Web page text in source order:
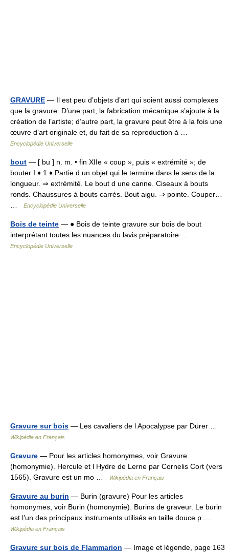
GRAVURE — Il est peu d’objets d’art qui soient aussi complexes
que la gravure. D’une part, la fabrication mécanique s’ajoute à la
création de l’artiste; d’autre part, la gravure peut être à la fois une
œuvre d’art originale et, du fait de sa reproduction à …
Encyclopédie Universelle
bout — [ bu ] n. m. • fin XIIe « coup », puis « extrémité »; de
bouter I ♦ 1 ♦ Partie d un objet qui le termine dans le sens de la
longueur. ⇒ extrémité. Le bout d une canne. Ciseaux à bouts
ronds. Chaussures à bouts carrés. Bout aigu. ⇒ pointe. Couper…
Encyclopédie Universelle
Bois de teinte — ● Bois de teinte gravure sur bois de bout
interprétant toutes les nuances du lavis préparatoire …
Encyclopédie Universelle
Gravure sur bois — Les cavaliers de l Apocalypse par Dürer …
Wikipédia en Français
Gravure — Pour les articles homonymes, voir Gravure
(homonymie). Hercule et l Hydre de Lerne par Cornelis Cort (vers
1565). Gravure est un mo …
Wikipédia en Français
Gravure au burin — Burin (gravure) Pour les articles
homonymes, voir Burin (homonymie). Burins de graveur. Le burin
est l’un des principaux instruments utilisés en taille douce p …
Wikipédia en Français
Gravure sur bois de Flammarion — Image et légende, page 163